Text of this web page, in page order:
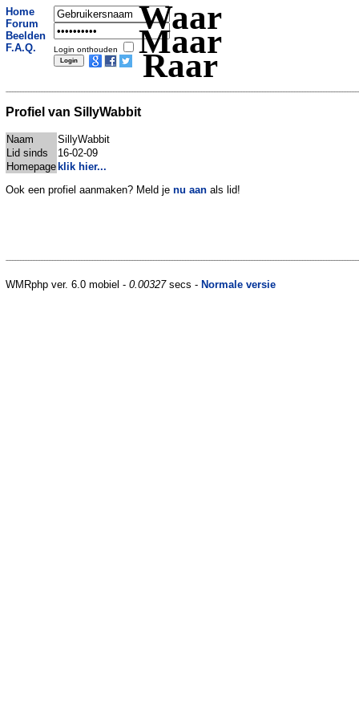
Home
Forum
Beelden
F.A.Q.
Login onthouden
Waar
Maar
Raar
Profiel van SillyWabbit
Naam
SillyWabbit
Lid sinds
16-02-09
Homepageklik hier...
Ook een profiel aanmaken? Meld je nu aan als lid!
WMRphp ver. 6.0 mobiel - 0.00327secs - Normale versie